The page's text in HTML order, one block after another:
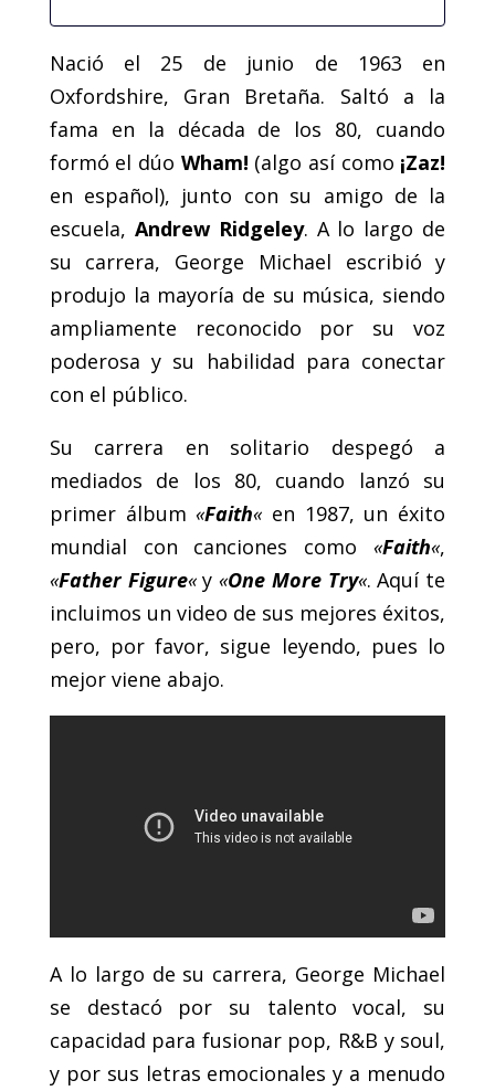
Nació el 25 de junio de 1963 en
Oxfordshire, Gran Bretaña. Saltó a la
fama en la década de los 80, cuando
formó el dúo Wham! (algo así como ¡Zaz!
en español), junto con su amigo de la
escuela, Andrew Ridgeley. A lo largo de
su carrera, George Michael escribió y
produjo la mayoría de su música, siendo
ampliamente reconocido por su voz
poderosa y su habilidad para conectar
con el público.
Su carrera en solitario despegó a
mediados de los 80, cuando lanzó su
primer álbum«Faith« en 1987, un éxito
mundial con canciones como«Faith«,
«Father Figure«y«One More Try«. Aquí te
incluimos un video de sus mejores éxitos,
pero, por favor, sigue leyendo, pues lo
mejor viene abajo.
A lo largo de su carrera, George Michael
se destacó por su talento vocal, su
capacidad para fusionar pop, R&B y soul,
y por sus letras emocionales y a menudo